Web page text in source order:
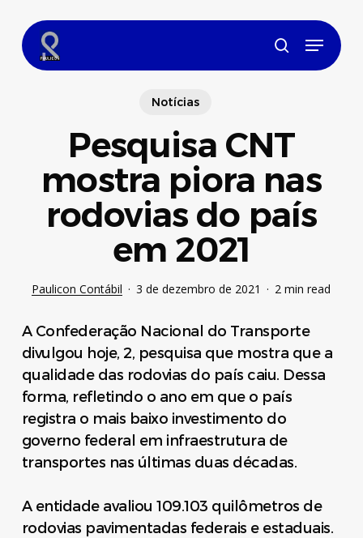
main
content
search
Menu
Notícias
Pesquisa CNT
mostra piora nas
rodovias do país
em 2021
Paulicon Contábil 3 de dezembro de 2021 2 min read
A Confederação Nacional do Transporte
divulgou hoje, 2, pesquisa que mostra que a
qualidade das rodovias do país caiu. Dessa
forma, refletindo o ano em que o país
registra o mais baixo investimento do
governo federal em infraestrutura de
transportes nas últimas duas décadas.
A entidade avaliou 109.103 quilômetros de
rodovias pavimentadas federais e estaduais.